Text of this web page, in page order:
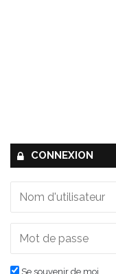
CONNEXION
Se souvenir de moi